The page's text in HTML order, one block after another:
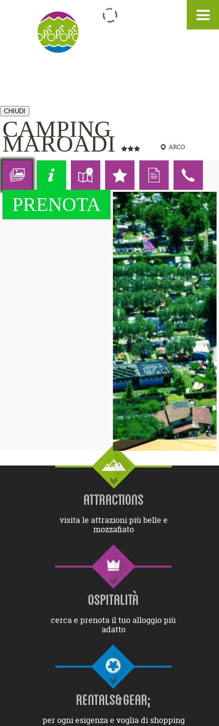
EN
CHIUDI
CAMPING
MAROADI ARCO
PRENOTA
ATTRACTIONS
visita le attrazioni più belle e
mozzafiato
OSPITALITÀ
cerca e prenota il tuo alloggio più
adatto
RENTALS&GEAR;
per ogni esigenza e voglia di shopping